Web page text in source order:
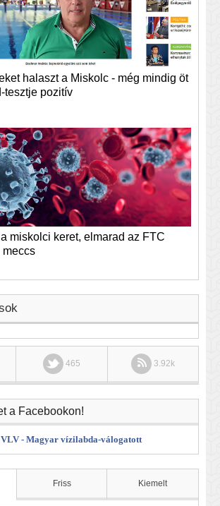
halaszt a Miskolc - még mindig öt
tesztje pozitív
miskolci keret, elmarad az FTC
465 3.92k
a Facebookon!
VLV - Magyar vízilabda-válogatott
Friss Kiemelt